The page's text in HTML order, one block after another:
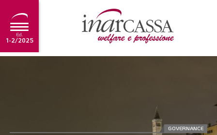
Ed.
1-2/2025
GOVERNANCE